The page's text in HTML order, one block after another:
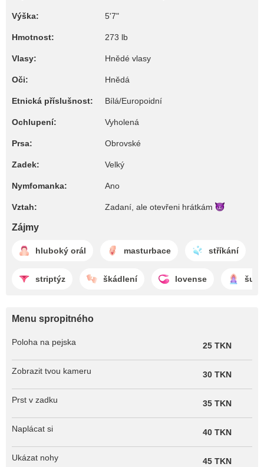
Výška: 5'7"
Hmotnost: 273 lb
Vlasy: Hnědé vlasy
Oči: Hnědá
Etnická příslušnost: Bílá/Europoidní
Ochlupení: Vyholená
Prsa: Obrovské
Zadek: Velký
Nymfomanka: Ano
Vztah: Zadaní, ale otevřeni hrátkám
Zájmy
hluboký orál masturbace stříkání
striptýz škádlení lovense
Menu spropitného
Poloha na pejska 25 TKN
Zobrazit tvou kameru 30 TKN
Prst v zadku 35 TKN
Naplácat si 40 TKN
Ukázat nohy 45 TKN